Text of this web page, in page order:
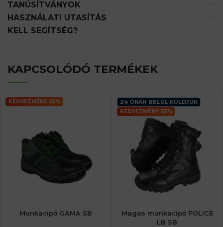
TANÚSÍTVÁNYOK
HASZNÁLATI UTASÍTÁS
KELL SEGÍTSÉG?
KAPCSOLÓDÓ TERMÉKEK
KEDVEZMÉNY 25%
Munkacipő GAMA SB
24 ÓRÁN BELÜL KÜLDJÜK
KEDVEZMÉNY 33%
Magas munkacipő POLICE
LB SB